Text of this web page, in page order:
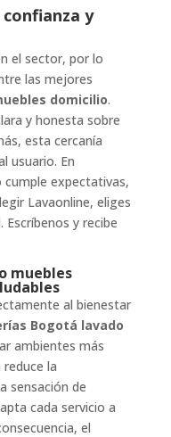
y
el sector, por lo
las mejores
domicilio.
y honesta sobre
esta cercanía
usuario. En
cumple expectativas,
Lavaonline, eliges
y recibe
muebles
al bienestar
Bogotá lavado
ambientes más
la
sensación de
cada servicio a
el